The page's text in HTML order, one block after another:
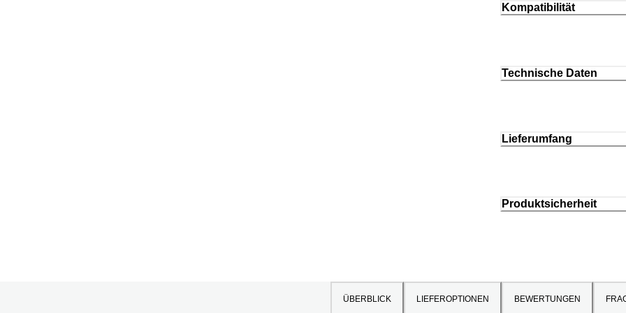
Kompatibilität
Technische Daten
Lieferumfang
Produktsicherheit
ÜBERBLICK LIEFEROPTIONEN BEWERTUNGEN